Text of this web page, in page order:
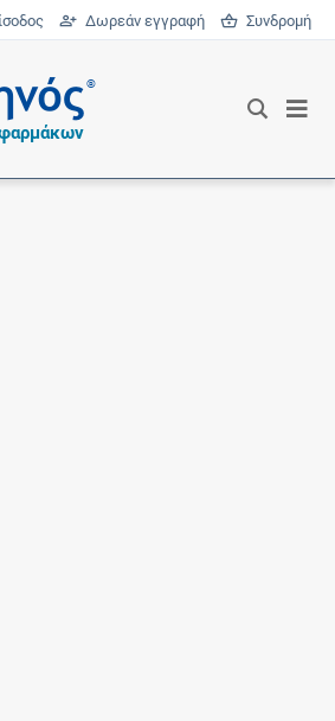
Δωρεάν εγγραφή Συνδρομή
®